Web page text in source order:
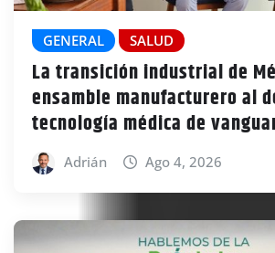
GENERAL SALUD
La transición industrial de
ensamble manufacturero al
tecnología médica de
Adrián Ago 4, 2026